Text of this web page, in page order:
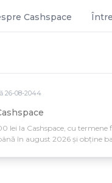
Cashspace
26-08-2044
lei la Cashspace, cu termene
în august 2026 și obține